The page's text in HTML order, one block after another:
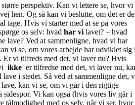
perspektiv. Kan vi lettere se, hvor vi
hen. Og så kan vi beslutte, om det er
tage. Hvis vi starter med at se på vores
os selv: hvadhar vi lavet? – hvad
lave? Ved at sammenligne, hvad vi har
vi se, om vores arbejde har udviklet sig
Er vi tilfreds med det, vi laver nu? Hvis
ikke er tilfredse med det, vi laver nu,
i stedet. Så ved at sammenligne det,
kan vi se, om vi går i den rigtige
sidespor. Vi kan også (hvis vores liv går i
tålmodighed med os selv, når vi ser, hvor